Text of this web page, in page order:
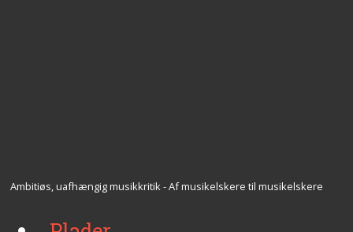
Ambitiøs, uafhængig musikkritik - Af musikelskere til musikelskere